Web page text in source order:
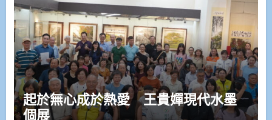
起於無心成於熱愛 王貴嬋現代水墨
個展